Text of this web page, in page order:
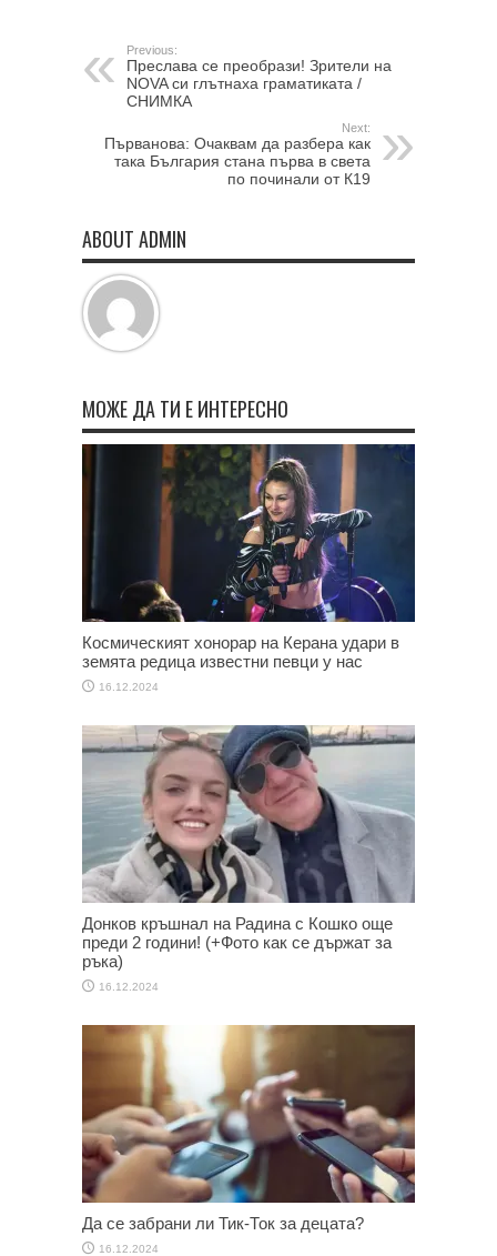
Previous:
Преслава се преобрази! Зрители на
NOVA си глътнаха граматиката /
СНИМКА
Next:
Първанова: Очаквам да разбера как
така България стана първа в света
по починали от К19
ABOUT ADMIN
МОЖЕ ДА ТИ Е ИНТЕРЕСНО
Космическият хонорар на Керана удари в
земята редица известни певци у нас
16.12.2024
Донков кръшнал на Радина с Кошко още
преди 2 години! (+Фото как се държат за
ръка)
16.12.2024
Да се забрани ли Тик-Ток за децата?
16.12.2024